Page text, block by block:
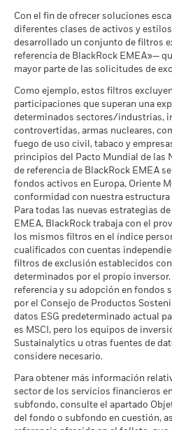
La rentabilidad se muestra
Liquidativo (VL), con reinversión
cuando corresponda. La
aumentar o disminuir como
valor de las divisas si su inversión
distinta de la utilizada para el
pasada. Fuente: Blackrock
Rendimiento
Favorable
Lo que puede
Rendimiento
El escenario de tensión muestra
circunstancias extremas de los
MSCI - Empresas que no
cumplen lo establecido en el
Pacto Mundial de las
Naciones Unidas
a 30 jun 2026
a 30 jun 2026
MSCI - Arenas Bituminosas
a 30 jun 2026
Cobertura de Implicación
Empresarial
a 30 jun 2026
Porcentaje del Fondo no
cubierto
a 30 jun 2026
Las exposiciones a Implicación
indicadas anteriormente para
Bituminosas se calculan y
en las que más de un 5 % de sus
explotación de carbón térmico o
acuerdo con lo definido por MSCI
exposición a empresas que
explotación de carbón térmico o
en este caso el umbral de
definido por MSCI ESG Research,
Con el fin de ofrecer soluciones
diferentes clases de activos y
desarrollado un conjunto de filtros
referencia de BlackRock EMEA»—
mayor parte de las solicitudes de
Como ejemplo, estos filtros
participaciones que superan una
determinados sectores/industrias,
controvertidas, armas nucleares,
fuego de uso civil, tabaco y
principios del Pacto Mundial de las
de referencia de BlackRock EMEA
fondos activos en Europa, Oriente
conformidad con nuestra
Para todas las nuevas estrategias
EMEA, BlackRock trabaja con el
los mismos filtros en el índice
cualificados con cuentas
filtros de exclusión establecidos
determinados por el propio
referencia y su adopción en fondos
por el Consejo de Productos
datos ESG predeterminado actual
es MSCI, pero los equipos de
Sustainalytics u otras fuentes de
considere necesario.
Para obtener más información
sector de los servicios financieros
subfondo, consulte el apartado
del fondo o subfondo en cuestión,